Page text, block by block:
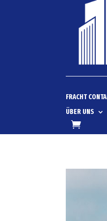
FRACHT
ÜBER UNS